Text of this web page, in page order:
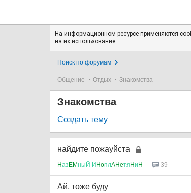
На информационном ресурсе применяются
на их использование.
Поиск по форумам
Общение Отдых Знакомства
Знакомства
Создать тему
найдите пожауйста
HазEMныЙ ИHoплAHeтяHиH 39
Ай, тоже буду